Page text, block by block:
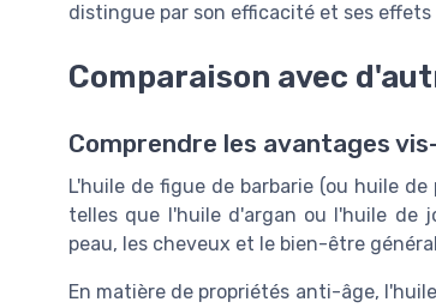
distingue par son efficacité et ses
Comparaison avec
Comprendre les avantages
L'huile de figue de barbarie (ou huile
telles que l'huile d'argan ou l'huile de
peau, les cheveux et le bien-être
En matière de propriétés anti-âge,